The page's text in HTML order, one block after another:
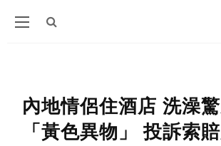
內地情侶住酒店 洗澡
「黃色異物」 投訴索